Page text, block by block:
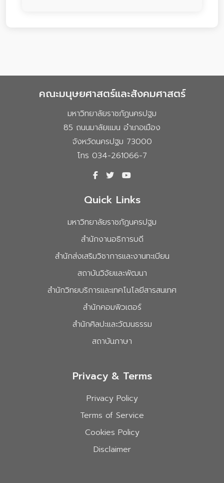
คณะมนุษยศาสตร์และสังคมศาสตร์
มหาวิทยาลัยราชภัฏนครปฐม
85 ถนนมาลัยแมน อำเภอเมือง
จังหวัดนครปฐม 73000
โทร 034-261066-7
Quick Links
มหาวิทยาลัยราชภัฏนครปฐม
สำนักงานอธิการบดี
สำนักส่งเสริมวิชาการและงานทะเบียน
สถาบันวิจัยและพัฒนา
สำนักวิทยบริการและเทคโนโลยีสารสนเทศ
สำนักคอมพิวเตอร์
สำนักศิลปะและวัฒนธรรม
สถาบันภาษา
Privacy & Terms
Privacy Policy
Terms of Service
Cookies Policy
Disclaimer